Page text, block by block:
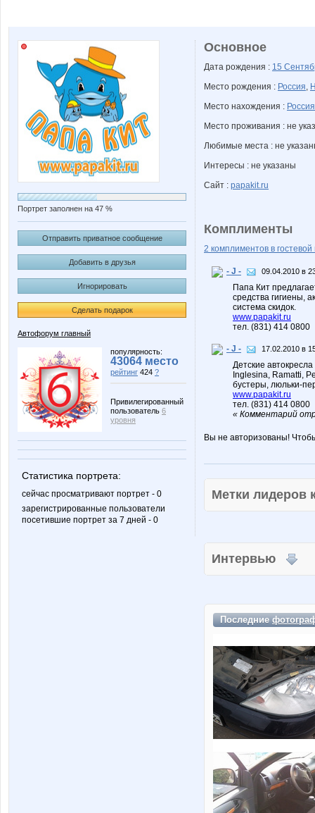
Портрет заполнен на 47 %
Отправить приватное сообщение
Добавить в друзья
Игнорировать
Сделать подарок
Автофорум главный
популярность:
43064 место
рейтинг 424 ?
Привилегированный
пользователь 6
уровня
Статистика портрета:
сейчас просматривают портрет - 0
зарегистрированные пользователи
посетившие портрет за 7 дней - 0
Основное
Дата рождения : 15
Место рождения : Россия,
Место нахождения : Россия
Место проживания : не
Любимые места : не
Интересы : не указаны
Сайт : papakit.ru
Комплименты
2 комплиментов в гостевой
- J - 09.04.2010 в
Папа Кит
средства гигиены,
система скидок.
www.papakit.ru
тел. (831) 414 0800
- J - 17.02.2010 в
Детские
Inglesina, Ramatti,
бустеры, люльки-
www.papakit.ru
тел. (831) 414 0800
« Комментарий
Вы не авторизованы!
Метки
Интервью
Последние